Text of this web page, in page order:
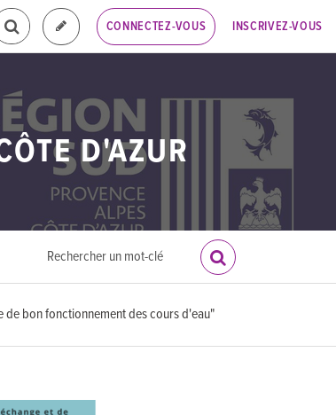
CONNECTEZ-VOUS INSCRIVEZ-VOUS
D'AZUR
de bon fonctionnement des cours d'eau"